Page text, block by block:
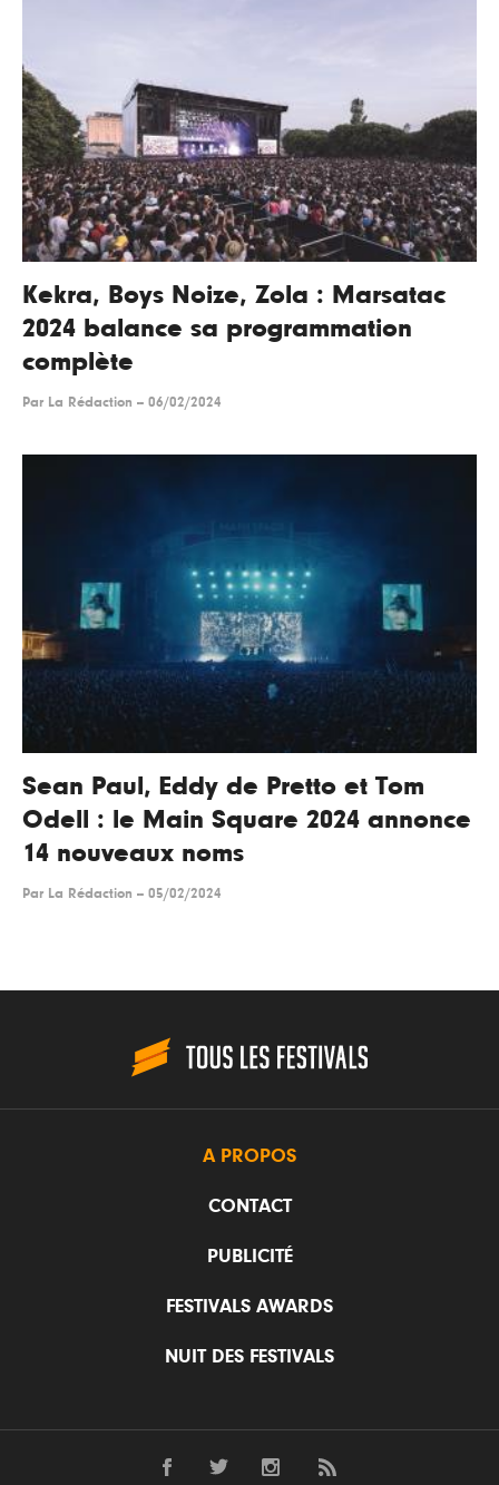
Kekra, Boys Noize, Zola : Marsatac
2024 balance sa programmation
complète
Par La Rédaction -- 06/02/2024
Sean Paul, Eddy de Pretto et Tom
Odell : le Main Square 2024 annonce
14 nouveaux noms
Par La Rédaction -- 05/02/2024
A PROPOS
CONTACT
PUBLICITÉ
FESTIVALS AWARDS
NUIT DES FESTIVALS